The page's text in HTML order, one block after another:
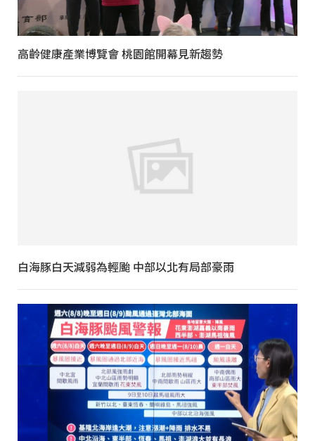
高齡健康產業博覽會 桃園館開幕見新趨勢
白海豚白天減弱為輕颱 中部以北有局部豪雨